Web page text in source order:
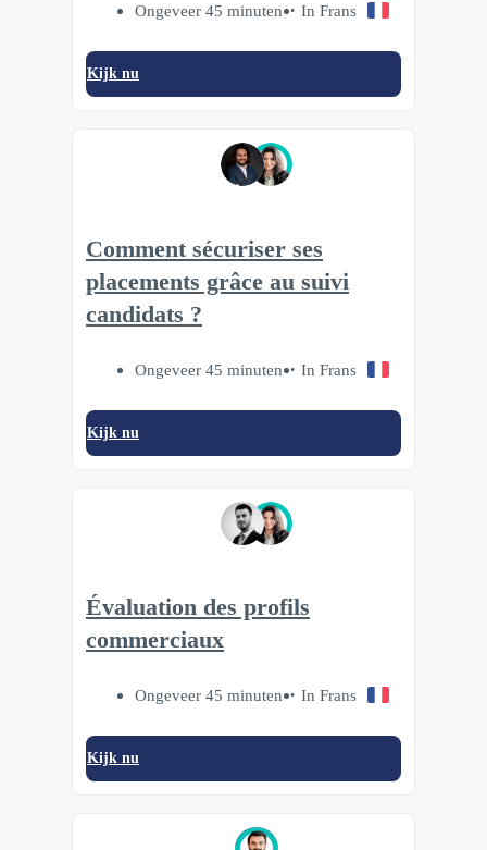
Ongeveer 45 minuten In Frans
Kijk nu
Comment sécuriser ses
placements grâce au suivi
candidats ?
Ongeveer 45 minuten In Frans
Kijk nu
Évaluation des profils
commerciaux
Ongeveer 45 minuten In Frans
Kijk nu